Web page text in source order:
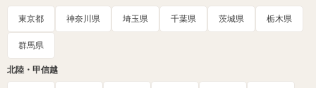
東京都 神奈川県 埼玉県 千葉県 茨城県 栃木県
群馬県
北陸・甲信越